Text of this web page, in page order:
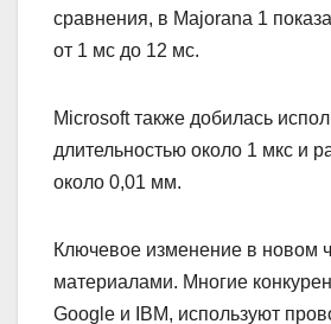
сравнения, в Majorana 1
от 1 мс до 12 мс.
Microsoft также добилась
длительностью около 1 мкс и
около 0,01 мм.
Ключевое изменение в новом
материалами. Многие
Google и IBM, используют